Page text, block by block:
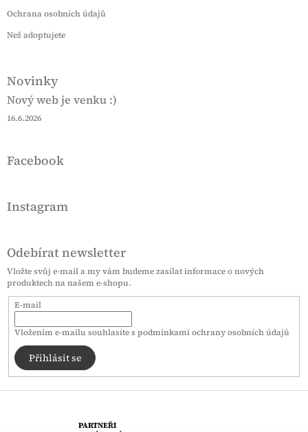
Ochrana osobních údajů
Než adoptujete
Novinky
Nový web je venku :)
16.6.2026
Facebook
Instagram
Odebírat newsletter
Vložte svůj e-mail a my vám budeme zasílat informace o nových
produktech na našem e-shopu.
E-mail
Vložením e-mailu souhlasíte s podmínkami ochrany osobních údajů
Přihlásit se
PARTNEŘI